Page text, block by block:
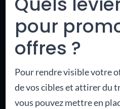
pour
offres ?
Pour rendre visible votre
de vos cibles et attirer du
vous pouvez mettre en